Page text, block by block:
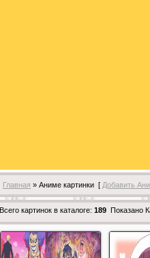
Главная » Аниме картинки [ Добавить
Всего картинок в каталоге: 189 Показано